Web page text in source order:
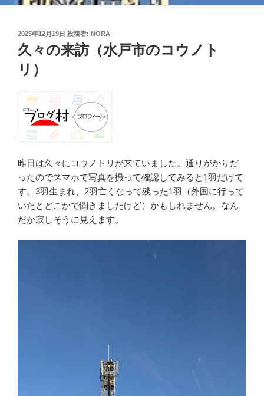
投
稿
日:
2025年12月19日 投稿者: NORA
久々の来訪（水戸市のコウノト
リ）
昨日は久々にコウノトリが来ていました。通りがかりだ
ったのでスマホで写真を撮って確認してみると1羽だけで
す。3羽生まれ、2羽亡くなって残った1羽（外国に行って
いたとどこかで聞きましたけど）かもしれません。なん
だか寂しそうに見えます。